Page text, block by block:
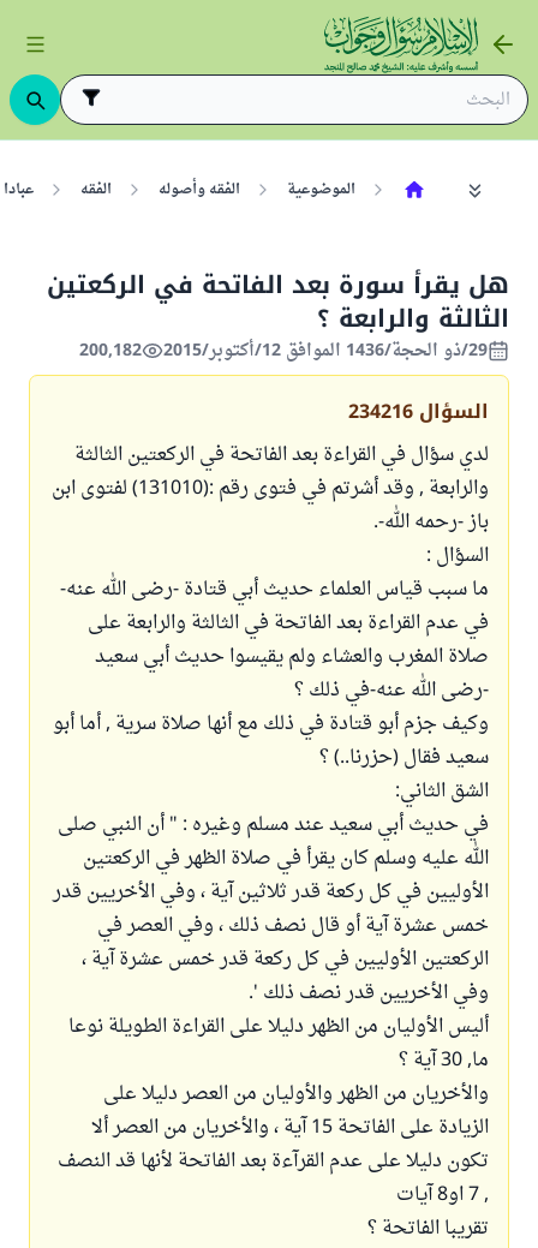
الموضوعية الفقه وأصوله الفقه
هل يقرأ سورة بعد الفاتحة في الركعتين
الثالثة والرابعة ؟
29/ذو الحجة/1436 الموافق 12/أكتوبر/2015 200,182
السؤال 234216
لدي سؤال في القراءة بعد الفاتحة في الركعتين الثالثة
والرابعة , وقد أشرتم في فتوى رقم :(131010) لفتوى ابن
باز -رحمه الله-.
السؤال :
ما سبب قياس العلماء حديث أبي قتادة -رضى الله عنه-
في عدم القراءة بعد الفاتحة في الثالثة والرابعة على
صلاة المغرب والعشاء ولم يقيسوا حديث أبي سعيد
-رضى الله عنه-في ذلك ؟
وكيف جزم أبو قتادة في ذلك مع أنها صلاة سرية , أما أبو
سعيد فقال (حزرنا..) ؟
الشق الثاني:
في حديث أبي سعيد عند مسلم وغيره : " أن النبي صلى
الله عليه وسلم كان يقرأ في صلاة الظهر في الركعتين
الأوليين في كل ركعة قدر ثلاثين آية ، وفي الأخريين قدر
خمس عشرة آية أو قال نصف ذلك ، وفي العصر في
الركعتين الأوليين في كل ركعة قدر خمس عشرة آية ،
وفي الأخريين قدر نصف ذلك '.
أليس الأوليان من الظهر دليلا على القراءة الطويلة نوعا
ما, 30 آية ؟
والأخريان من الظهر والأوليان من العصر دليلا على
الزيادة على الفاتحة 15 آية ، والأخريان من العصر ألا
تكون دليلا على عدم القرآءة بعد الفاتحة لأنها قد النصف
, 7 او8 آيات
تقريبا الفاتحة ؟